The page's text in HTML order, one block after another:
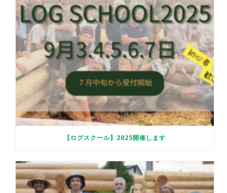
【ログスクール】2025開催します